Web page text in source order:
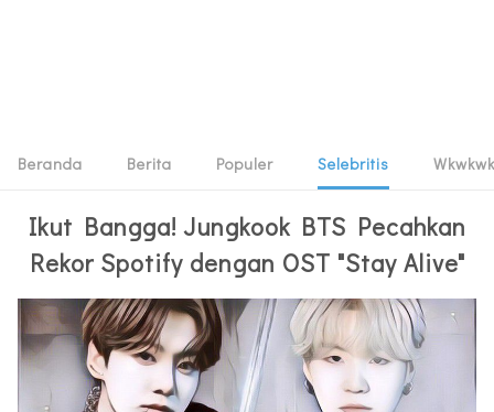
Beranda Berita Populer Selebritis Wkwkwk
Ikut Bangga! Jungkook BTS Pecahkan
Rekor Spotify dengan OST "Stay Alive"